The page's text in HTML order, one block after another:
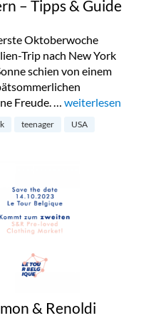
– Tipps & Guide
Oktoberwoche
Trip nach New York
schien von einem
Freude. … „New York mit
weiterlesen
teenager USA
& Renoldi